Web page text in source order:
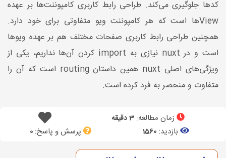
کدها جلوگیری می‌کند. طراحی رابط کاربری کامپوننت‌ها بر عهده
Viewها است که هر کامپوننت ویو متفاوتی برای خود دارد.
همچنین طراحی رابط کاربری صفحات مختلف هم بر عهده ویوها
است و در nuxt نیازی به import کردن آن‌ها نداریم، یکی از
ویژگی‌های اصلی nuxt همین داستان routing است که آن را
متفاوت و منحصر به فرد کرده است.
زمان مطالعه: 3 دقیقه
بازدید: 1560 پرسش و پاسخ:0